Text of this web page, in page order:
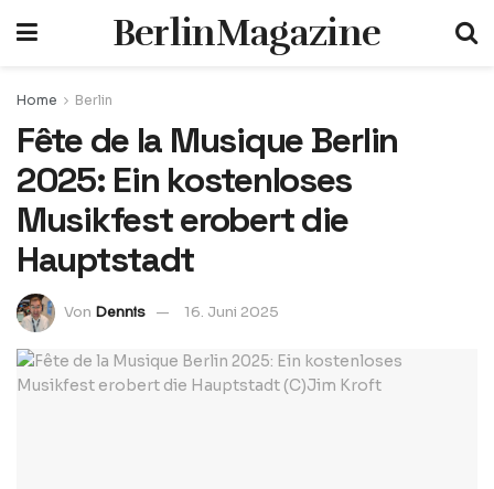
BerlinMagazine
Home Berlin
Fête de la Musique Berlin
2025: Ein kostenloses
Musikfest erobert die
Hauptstadt
Von Dennis 16. Juni 2025